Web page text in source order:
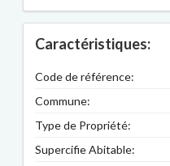
Caractéristiques:
Code de référence:
Commune:
Type de Propriété:
Supercifie Abitable: